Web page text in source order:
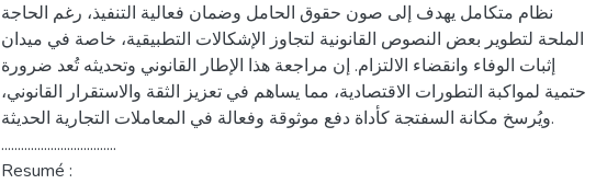
نظام متكامل يهدف إلى صون حقوق الحامل وضمان فعالية التنفيذ، رغم الحاجة
الملحة لتطوير بعض النصوص القانونية لتجاوز الإشكالات التطبيقية، خاصة في ميدان
إثبات الوفاء وانقضاء الالتزام. إن مراجعة هذا الإطار القانوني وتحديثه تُعد ضرورة
حتمية لمواكبة التطورات الاقتصادية، مما يساهم في تعزيز الثقة والاستقرار القانوني،
ويُرسخ مكانة السفتجة كأداة دفع موثوقة وفعالة في المعاملات التجارية الحديثة.
...................................
Resumé :